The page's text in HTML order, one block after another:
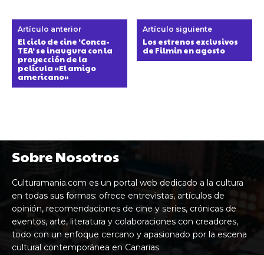
Artículo anterior
El ciclo de cine ‘Conca-
TEA’ se inaugura con la
proyección de la
película «El amigo
americano»
Artículo siguiente
Los estrenos exclusivos
de Filmin en agosto
Sobre Nosotros
Culturamania.com es un portal web dedicado a la cultura
en todas sus formas: ofrece entrevistas, artículos de
opinión, recomendaciones de cine y series, crónicas de
eventos, arte, literatura y colaboraciones con creadores,
todo con un enfoque cercano y apasionado por la escena
cultural contemporánea en Canarias.